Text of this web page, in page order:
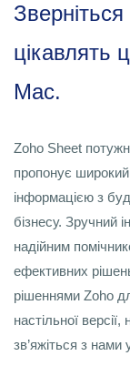
цікавлять
Mac.
Zoho Sheet
пропонує
інформацією з
бізнесу. Зручний
надійним
ефективних
рішеннями Zoho
настільної
зв’яжіться з